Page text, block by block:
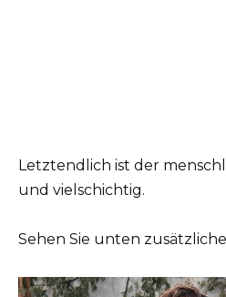
Letztendlich ist der
und vielschichtig.
Sehen Sie unten